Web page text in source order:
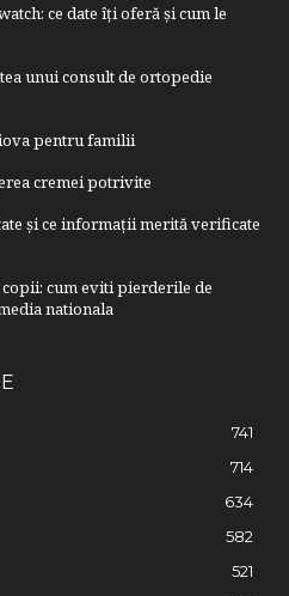
ce date îți oferă și cum le
unui consult de ortopedie
pentru familii
cremei potrivite
și ce informații merită verificate
cum eviti pierderile de
nationala
741
714
634
582
521